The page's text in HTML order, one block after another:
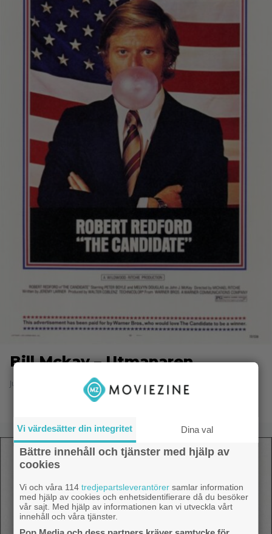
Bill Mckay – Utmanaren
Julian - 8.6.2014 20:50
Vi värdesätter din integritet Dina val
Bättre innehåll och tjänster med hjälp av
cookies
Vi och våra 114tredjepartsleverantörer samlar information
med hjälp av cookies och enhetsidentifierare då du besöker
vår sajt. Med hjälp av informationen kan vi utveckla vårt
innehåll och våra tjänster.